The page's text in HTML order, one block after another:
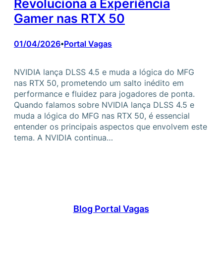
Revoluciona a Experiência
Gamer nas RTX 50
01/04/2026•Portal Vagas
NVIDIA lança DLSS 4.5 e muda a lógica do MFG
nas RTX 50, prometendo um salto inédito em
performance e fluidez para jogadores de ponta.
Quando falamos sobre NVIDIA lança DLSS 4.5 e
muda a lógica do MFG nas RTX 50, é essencial
entender os principais aspectos que envolvem este
tema. A NVIDIA continua…
Blog Portal Vagas